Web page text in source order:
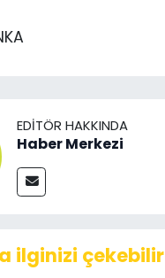
EDITÖR HAKKINDA
Haber Merkezi
ilginizi çekebilir